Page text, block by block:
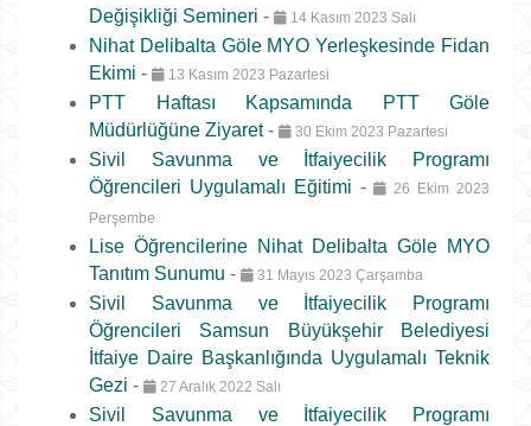
Değişikliği Semineri - 14 Kasım 2023 Salı
Nihat Delibalta Göle MYO Yerleşkesinde Fidan
Ekimi - 13 Kasım 2023 Pazartesi
PTT Haftası Kapsamında PTT Göle
Müdürlüğüne Ziyaret- 30 Ekim 2023 Pazartesi
Sivil Savunma ve İtfaiyecilik Programı
Öğrencileri Uygulamalı Eğitimi -
26 Ekim 2023
Perşembe
Lise Öğrencilerine Nihat Delibalta Göle MYO
Tanıtım Sunumu - 31 Mayıs 2023 Çarşamba
Sivil Savunma ve İtfaiyecilik Programı
Öğrencileri Samsun Büyükşehir Belediyesi
İtfaiye Daire Başkanlığında Uygulamalı Teknik
Gezi - 27 Aralık 2022 Salı
Sivil Savunma ve İtfaiyecilik Programı